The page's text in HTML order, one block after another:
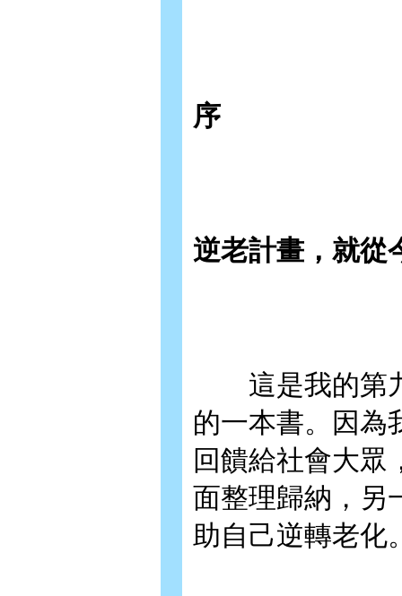
序
逆老計畫，就從
這是我的第九
的一本書。因為
回饋給社會大眾
面整理歸納，另
助自己逆轉老化